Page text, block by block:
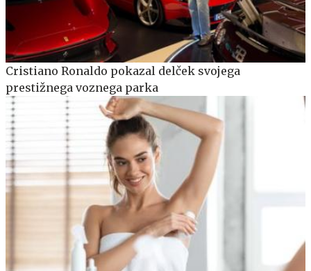
Cristiano Ronaldo pokazal delček svojega
prestižnega voznega parka